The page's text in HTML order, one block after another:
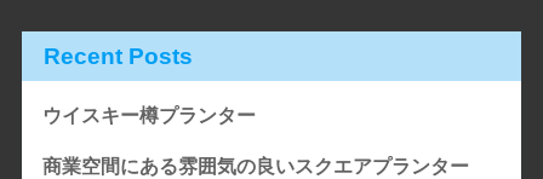
Recent Posts
ウイスキー樽プランター
商業空間にある雰囲気の良いスクエアプランター